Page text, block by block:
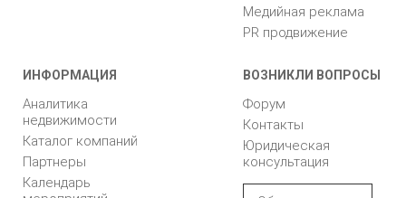
Медийная реклама
PR продвижение
ИНФОРМАЦИЯ
Аналитика
недвижимости
Каталог компаний
Партнеры
Календарь
ВОЗНИКЛИ ВОПРОСЫ
Форум
Контакты
Юридическая
консультация